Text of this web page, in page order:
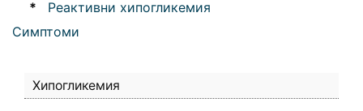
*
Реактивни хипогликемия
Симптоми
Хипогликемия